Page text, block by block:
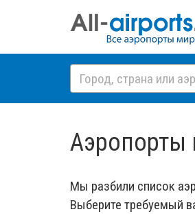
Аэропорты
Мы разбили список
Выберите требуемый